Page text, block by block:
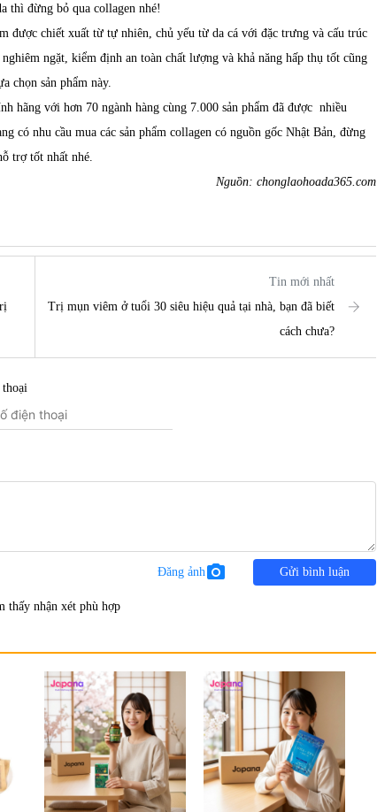
thì đừng bỏ qua collagen nhé!
được chiết xuất từ tự nhiên, chủ yếu từ da cá với đặc trưng và cấu trúc
ngặt, kiểm định an toàn chất lượng và khả năng hấp thụ tốt cũng
chọn sản phẩm này.
hãng với hơn 70 ngành hàng cùng 7.000 sản phẩm đã được nhiều
có nhu cầu mua các sản phẩm collagen có nguồn gốc Nhật Bản, đừng
trợ tốt nhất nhé.
Nguồn: chonglaohoada365.com
Tin mới nhất
Trị mụn viêm ở tuổi 30 siêu hiệu quả tại nhà, bạn đã biết
cách chưa?
thoại
Đăng ảnh photo_camera Gửi bình luận
thấy nhận xét phù hợp